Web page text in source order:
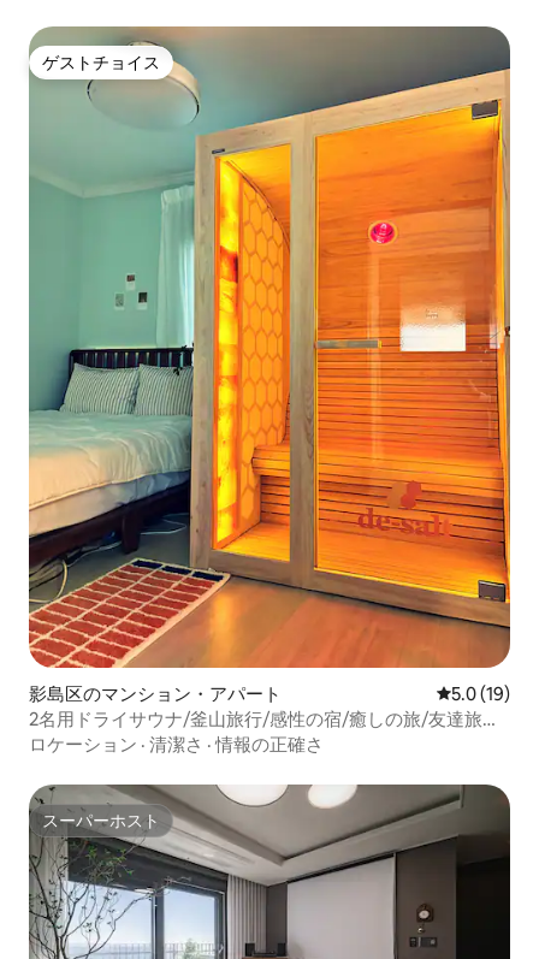
ゲストチョイス
ゲストチョイス
影島区のマンション・アパート レビュー19
5.0 (19)
2名用ドライサウナ/釜山旅行/感性の宿/癒しの旅/友達旅行/
小さな中庭で肉のグリルが可能/無料駐車場
ロケーション · 清潔さ ·情報の正確さ
スーパーホスト
スーパーホスト